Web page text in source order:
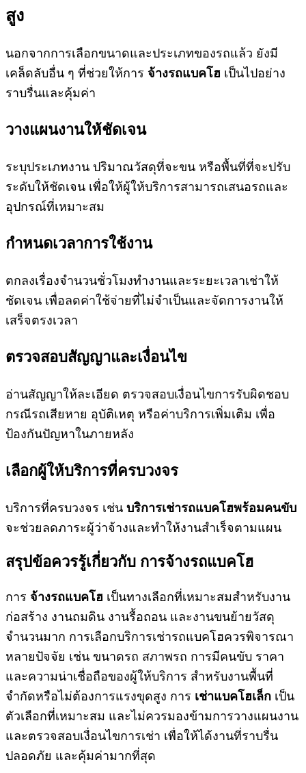
สูง
นอกจากการเลือกขนาดและประเภทของรถแล้ว ยังมี
เคล็ดลับอื่น ๆ ที่ช่วยให้การ จ้างรถแบคโฮ เป็นไปอย่าง
ราบรื่นและคุ้มค่า
วางแผนงานให้ชัดเจน
ระบุประเภทงาน ปริมาณวัสดุที่จะขน หรือพื้นที่ที่จะปรับ
ระดับให้ชัดเจน เพื่อให้ผู้ให้บริการสามารถเสนอรถและ
อุปกรณ์ที่เหมาะสม
กำหนดเวลาการใช้งาน
ตกลงเรื่องจำนวนชั่วโมงทำงานและระยะเวลาเช่าให้
ชัดเจน เพื่อลดค่าใช้จ่ายที่ไม่จำเป็นและจัดการงานให้
เสร็จตรงเวลา
ตรวจสอบสัญญาและเงื่อนไข
อ่านสัญญาให้ละเอียด ตรวจสอบเงื่อนไขการรับผิดชอบ
กรณีรถเสียหาย อุบัติเหตุ หรือค่าบริการเพิ่มเติม เพื่อ
ป้องกันปัญหาในภายหลัง
เลือกผู้ให้บริการที่ครบวงจร
บริการที่ครบวงจร เช่น บริการเช่ารถแบคโฮพร้อมคนขับ
จะช่วยลดภาระผู้ว่าจ้างและทำให้งานสำเร็จตามแผน
สรุปข้อควรรู้เกี่ยวกับ การจ้างรถแบคโฮ
การ จ้างรถแบคโฮ เป็นทางเลือกที่เหมาะสมสำหรับงาน
ก่อสร้าง งานถมดิน งานรื้อถอน และงานขนย้ายวัสดุ
จำนวนมาก การเลือกบริการเช่ารถแบคโฮควรพิจารณา
หลายปัจจัย เช่น ขนาดรถ สภาพรถ การมีคนขับ ราคา
และความน่าเชื่อถือของผู้ให้บริการ สำหรับงานพื้นที่
จำกัดหรือไม่ต้องการแรงขุดสูง การ เช่าแบคโฮเล็ก เป็น
ตัวเลือกที่เหมาะสม และไม่ควรมองข้ามการวางแผนงาน
และตรวจสอบเงื่อนไขการเช่า เพื่อให้ได้งานที่ราบรื่น
ปลอดภัย และคุ้มค่ามากที่สุด